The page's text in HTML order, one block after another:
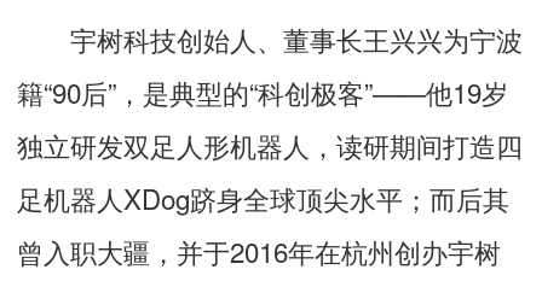
宇树科技创始人、董事长王兴兴为宁波
籍“90后”，是典型的“科创极客”——他19岁
独立研发双足人形机器人，读研期间打造四
足机器人XDog跻身全球顶尖水平；而后其
曾入职大疆，并于2016年在杭州创办宇树